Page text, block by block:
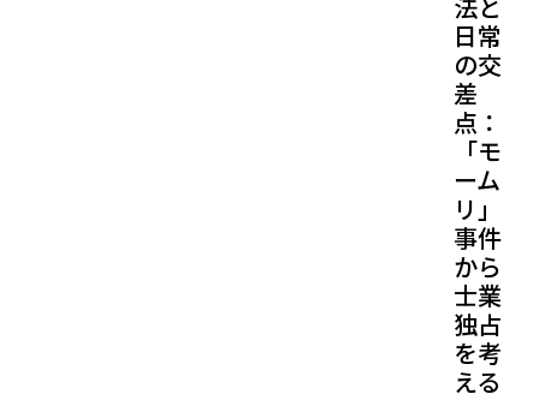
日常
の交
差
点：
「モ
ーム
リ」
事件
から
士業
独占
を考
える